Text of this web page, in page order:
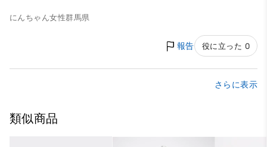
にんちゃん女性群馬県
報告 役に立った 0
さらに表示
類似商品